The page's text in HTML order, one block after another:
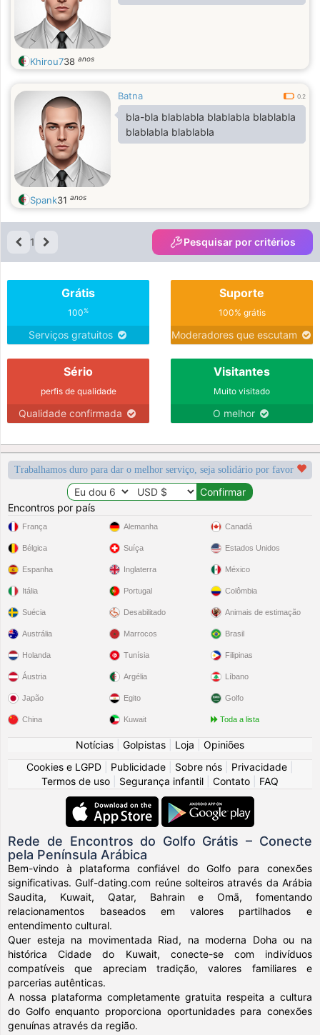
Khirou738 anos
Batna 0.2
bla-bla blablabla blablabla blablabla
blablabla blablabla
Spank31 anos
1 Pesquisar por critérios
Grátis
100%
Serviços gratuitos
Suporte
100% grátis
Moderadores que escutam
Sério
perfis de qualidade
Qualidade confirmada
Visitantes
Muito visitado
O melhor
Trabalhamos duro para dar o melhor serviço, seja solidário por favor
Encontros por país
França
Bélgica
Espanha
Itália
Suécia
Alemanha
Suíça
Inglaterra
Portugal
Desabilitado
Canadá
Estados Unidos
México
Colômbia
Animais de estimação
Austrália
Holanda
Áustria
Japão
China
Marrocos
Tunísia
Argélia
Egito
Kuwait
Brasil
Filipinas
Líbano
Golfo
Toda a lista
Notícias Golpistas Loja
Opiniões
Cookies e LGPD
Publicidade Sobre nós Privacidade
Termos de uso
Segurança infantil Contato FAQ
Rede de Encontros do Golfo Grátis – Conecte
pela Península Arábica
Bem-vindo à plataforma confiável do Golfo para conexões
significativas. Gulf-dating.com reúne solteiros através da Arábia
Saudita, Kuwait, Qatar, Bahrain e Omã, fomentando
relacionamentos baseados em valores partilhados e
entendimento cultural.
Quer esteja na movimentada Riad, na moderna Doha ou na
histórica Cidade do Kuwait, conecte-se com indivíduos
compatíveis que apreciam tradição, valores familiares e
parcerias autênticas.
A nossa plataforma completamente gratuita respeita a cultura
do Golfo enquanto proporciona oportunidades para conexões
genuínas através da região.